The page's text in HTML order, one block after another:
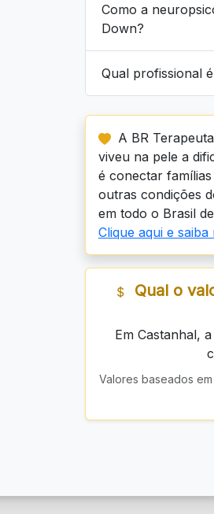
Como a
Down?
Qual profissional
A BR
viveu na pele a
é conectar
outras condições
em todo o Brasil
Clique aqui e
Qual o
Em Castanhal,
Valores baseados